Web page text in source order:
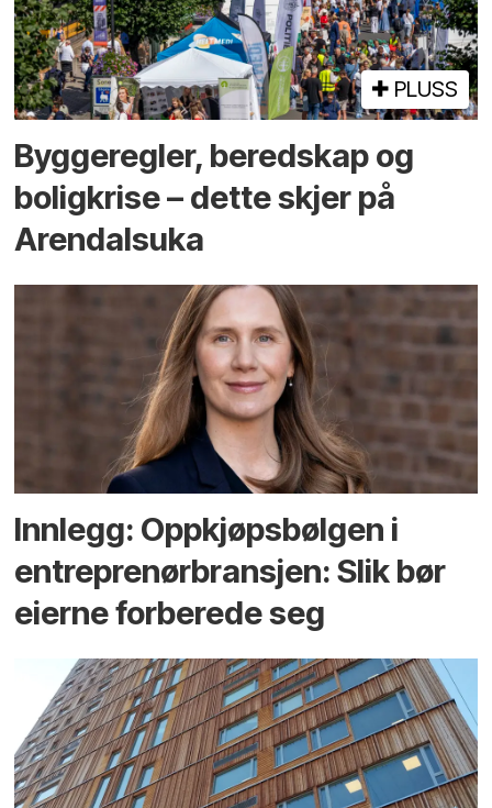
PLUSS
Bygge­regler, beredskap og
bolig­krise – dette skjer på
Arendals­uka
Innlegg: Oppkjøps­bølgen i
entreprenør­bransjen: Slik bør
eierne forberede seg